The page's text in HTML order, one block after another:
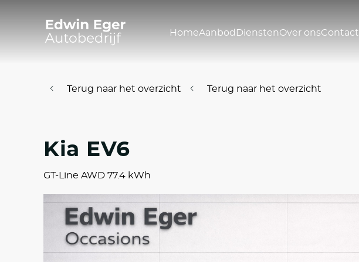
HomeAanbod DienstenOver onsContact
Terug naar het overzicht Terug naar het overzicht
Kia EV6
GT-Line AWD 77.4 kWh